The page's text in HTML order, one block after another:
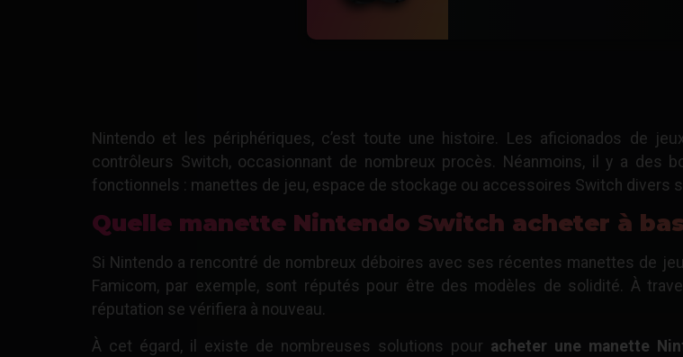
Nintendo et les périphériques, c’est toute une histoire. Les aficionados de
contrôleurs Switch, occasionnant de nombreux procès. Néanmoins, il y a des
fonctionnels : manettes de jeu, espace de stockage ou accessoires Switch
Quelle manette Nintendo Switch acheter à
Si Nintendo a rencontré de nombreux déboires avec ses récentes manettes de
Famicom, par exemple, sont réputés pour être des modèles de solidité. À
réputation se vérifiera à nouveau.
À cet égard, il existe de nombreuses solutions pour acheter une manette